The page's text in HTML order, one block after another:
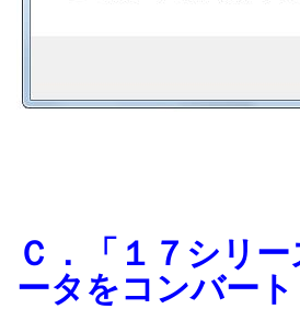
Ｃ．「１７シリ
ータをコンバー